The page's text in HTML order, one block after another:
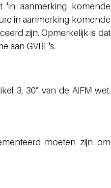
'in aanmerking komende
in aanmerking komende
zijn. Opmerkelijk is dat
aan GVBF's.
3, 30° van de AIFM wet.
moeten zijn om